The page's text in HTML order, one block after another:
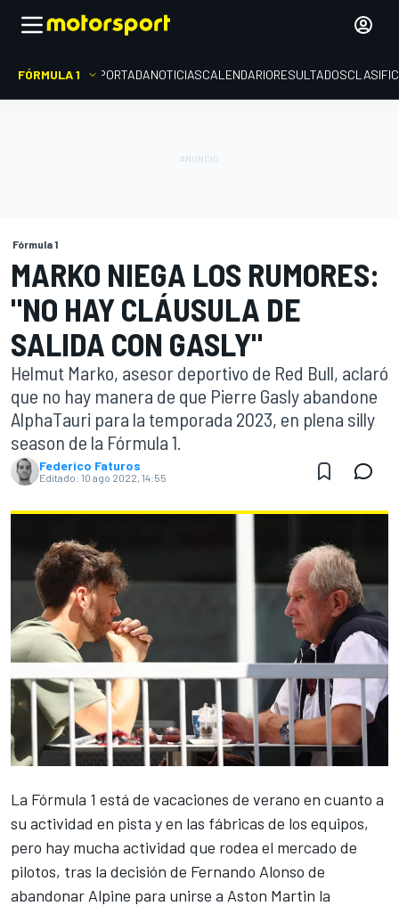
FÓRMULA 1 PORTADANOTICIASCALENDARIORESULTADOS
Fórmula 1
MARKO NIEGA LOS RUMORES:
"NO HAY CLÁUSULA DE
SALIDA CON GASLY"
Helmut Marko, asesor deportivo de Red Bull, aclaró
que no hay manera de que Pierre Gasly abandone
AlphaTauri para la temporada 2023, en plena silly
season de la Fórmula 1.
Federico Faturos
Editado: 10 ago 2022, 14:55
La Fórmula 1 está de vacaciones de verano en cuanto a
su actividad en pista y en las fábricas de los equipos,
pero hay mucha actividad que rodea el mercado de
pilotos, tras la decisión de Fernando Alonso de
abandonar Alpine para unirse a Aston Martin la